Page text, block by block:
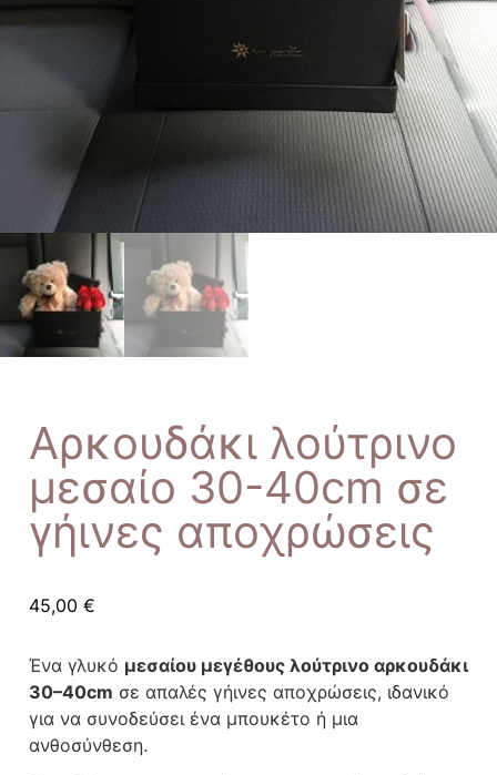
Αρκουδάκι λούτρινο
μεσαίο 30-40cm σε
γήινες αποχρώσεις
45,00 €
Ένα γλυκό μεσαίου μεγέθους λούτρινο αρκουδάκι
30–40cm σε απαλές γήινες αποχρώσεις, ιδανικό
για να συνοδεύσει ένα μπουκέτο ή μια
ανθοσύνθεση.